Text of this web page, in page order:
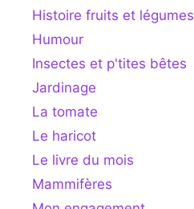
Histoire fruits et légumes
Humour
Insectes et p'tites bêtes
Jardinage
La tomate
Le haricot
Le livre du mois
Mammifères